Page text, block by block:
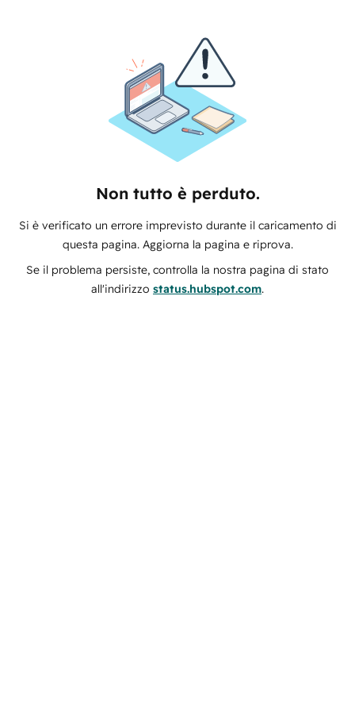
Non tutto è perduto.
Si è verificato un errore imprevisto durante il caricamento di
questa pagina. Aggiorna la pagina e riprova.
Se il problema persiste, controlla la nostra pagina di stato
all'indirizzo status.hubspot.com.